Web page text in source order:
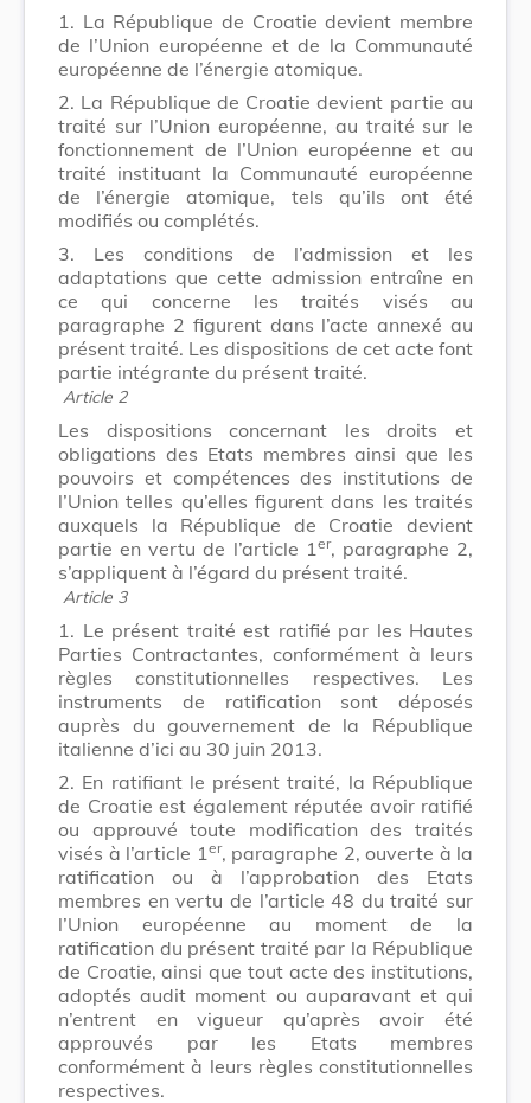
1. La République de Croatie devient membre
de l’Union européenne et de la Communauté
européenne de l’énergie atomique.
2. La République de Croatie devient partie au
traité sur l’Union européenne, au traité sur le
fonctionnement de l’Union européenne et au
traité instituant la Communauté européenne
de l’énergie atomique, tels qu’ils ont été
modifiés ou complétés.
3. Les conditions de l’admission et les
adaptations que cette admission entraîne en
ce qui concerne les traités visés au
paragraphe 2 figurent dans l’acte annexé au
présent traité. Les dispositions de cet acte font
partie intégrante du présent traité.
Article 2
Les dispositions concernant les droits et
obligations des Etats membres ainsi que les
pouvoirs et compétences des institutions de
l’Union telles qu’elles figurent dans les traités
auxquels la République de Croatie devient
partie en vertu de l’article 1 er, paragraphe 2,
s’appliquent à l’égard du présent traité.
Article 3
1. Le présent traité est ratifié par les Hautes
Parties Contractantes, conformément à leurs
règles constitutionnelles respectives. Les
instruments de ratification sont déposés
auprès du gouvernement de la République
italienne d’ici au 30 juin 2013.
2. En ratifiant le présent traité, la République
de Croatie est également réputée avoir ratifié
ou approuvé toute modification des traités
visés à l’article 1 er, paragraphe 2, ouverte à la
ratification ou à l’approbation des Etats
membres en vertu de l’article 48 du traité sur
l’Union européenne au moment de la
ratification du présent traité par la République
de Croatie, ainsi que tout acte des institutions,
adoptés audit moment ou auparavant et qui
n’entrent en vigueur qu’après avoir été
approuvés par les Etats membres
conformément à leurs règles constitutionnelles
respectives.